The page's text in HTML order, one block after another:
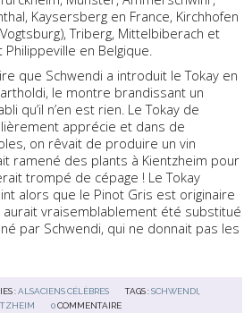
Kaysersberg en France, Kirchhofen
Triberg, Mittelbiberach et
en Belgique.
que Schwendi a introduit le Tokay en
le montre brandissant un
qu’il n’en est rien. Le Tokay de
apprécie et dans de
on rêvait de produire un vin
ramené des plants à Kientzheim pour
trompé de cépage ! Le Tokay
alors que le Pinot Gris est originaire
aurait vraisemblablement été substitué
par Schwendi, qui ne donnait pas les
:ALSACIENS CÉLÈBRES TAGS :SCHWENDI
0 COMMENTAIRE